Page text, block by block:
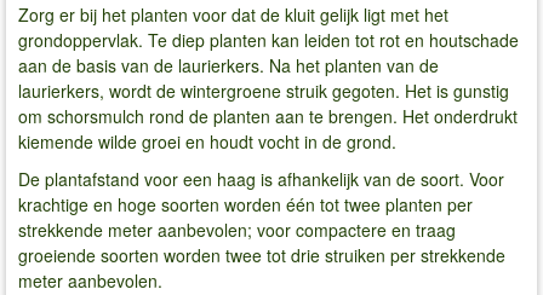
Zorg er bij het planten voor dat de kluit gelijk ligt met het
grondoppervlak. Te diep planten kan leiden tot rot en houtschade
aan de basis van de laurierkers. Na het planten van de
laurierkers, wordt de wintergroene struik gegoten. Het is gunstig
om schorsmulch rond de planten aan te brengen. Het onderdrukt
kiemende wilde groei en houdt vocht in de grond.
De plantafstand voor een haag is afhankelijk van de soort. Voor
krachtige en hoge soorten worden één tot twee planten per
strekkende meter aanbevolen; voor compactere en traag
groeiende soorten worden twee tot drie struiken per strekkende
meter aanbevolen.